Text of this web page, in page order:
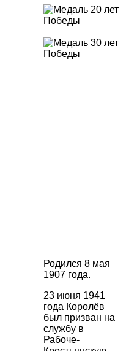
Родился 8 мая
1907 года.
23 июня 1941
года Королёв
был призван на
службу в
Рабоче-